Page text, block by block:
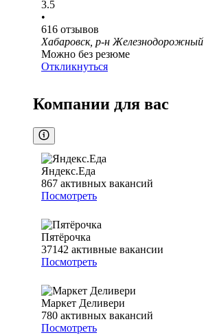
3.5
•
616 отзывов
Хабаровск, р-н Железнодорожный
Можно без резюме
Откликнуться
Компании для вас
Яндекс.Еда
867 активных вакансий
Посмотреть
Пятёрочка
37142 активные вакансии
Посмотреть
Маркет Деливери
780 активных вакансий
Посмотреть